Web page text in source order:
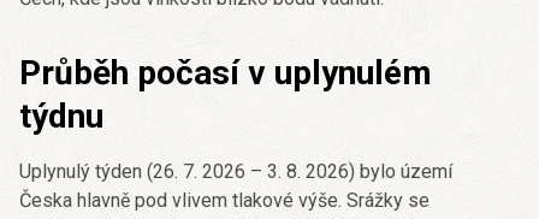
Průběh počasí v uplynulém
týdnu
Uplynulý týden (26. 7. 2026 – 3. 8. 2026) bylo území
Česka hlavně pod vlivem tlakové výše. Srážky se